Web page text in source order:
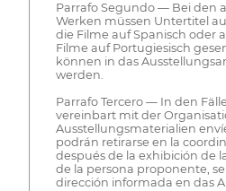
Parrafo Segundo — Bei den
Werken müssen Untertitel
die Filme auf Spanisch oder
Filme auf Portugiesisch
können in das
werden.
Parrafo Tercero — In den
vereinbart mit der
Ausstellungsmaterialien
podrán retirarse en la
después de la exhibición de
de la persona proponente,
dirección informada en das